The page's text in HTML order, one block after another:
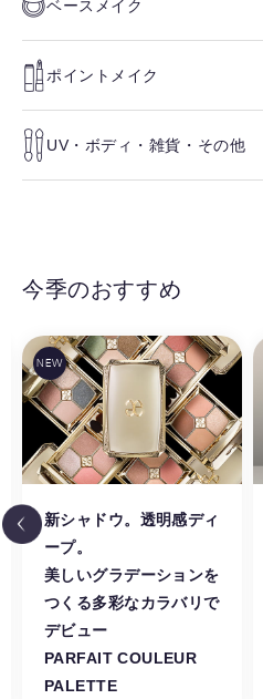
ベースメイク
ポイントメイク
UV・ボディ・雑貨・その他
今季のおすすめ
新シャドウ。透明感ディ
ープ。
美しいグラデーションを
つくる多彩なカラバリで
デビュー
PARFAIT COULEUR
PALETTE